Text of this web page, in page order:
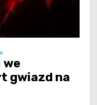
we
gwiazd na